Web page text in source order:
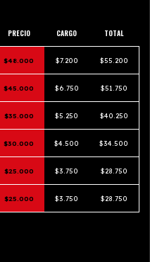
PRECIO CARGO TOTAL
$48.000 $7.200 $55.200
$45.000 $6.750 $51.750
$35.000 $5.250 $40.250
$30.000 $4.500 $34.500
$25.000 $3.750 $28.750
$25.000 $3.750 $28.750